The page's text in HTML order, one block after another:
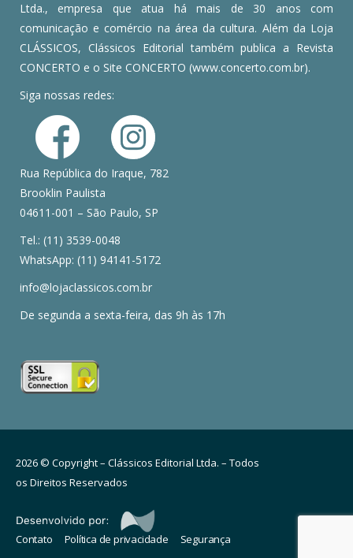
Ltda., empresa que atua há mais de 30 anos com
comunicação e comércio na área da cultura. Além da Loja
CLÁSSICOS, Clássicos Editorial também publica a Revista
CONCERTO e o Site CONCERTO (www.concerto.com.br).
Siga nossas redes:
Rua República do Iraque, 782
Brooklin Paulista
04611-001 – São Paulo, SP
Tel.: (11) 3539-0048
WhatsApp: (11) 94141-5172
info@lojaclassicos.com.br
De segunda a sexta-feira, das 9h às 17h
2026 © Copyright – Clássicos Editorial Ltda. – Todos
os Direitos Reservados
Contato Política de privacidade Segurança